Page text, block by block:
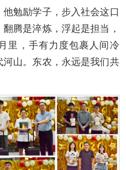
勉励学子，步入社会这口
腾是淬炼，浮起是担当，
里，手有力度包裹人间冷
山。东农，永远是我们共